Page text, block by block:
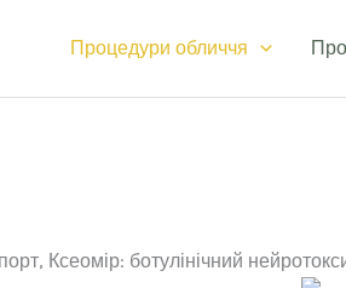
Процедури обличчя
Ксеомір: ботулінічний